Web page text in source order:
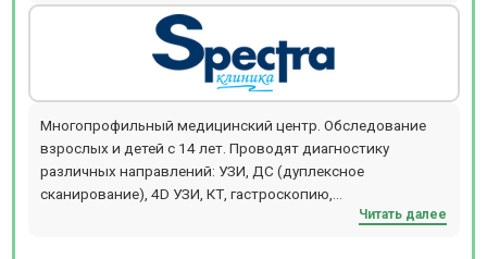
Многопрофильный медицинский центр. Обследование
взрослых и детей с 14 лет. Проводят диагностику
различных направлений: УЗИ, ДС (дуплексное
сканирование), 4D УЗИ, КТ, гастроскопию,
Читать далее